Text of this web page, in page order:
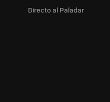
Directo al Paladar